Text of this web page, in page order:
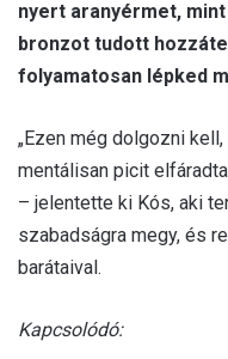
nyert aranyérmet,
bronzot tudott
folyamatosan lépked
„Ezen még dolgozni
mentálisan picit
– jelentette ki Kós, aki
szabadságra megy, és
barátaival.
Kapcsolódó: